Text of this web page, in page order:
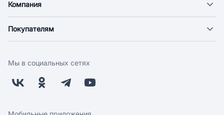
Компания
Новости
Поставщикам
Заводчикам
Обратная связь
Покупателям
Оплата
Бонусная программа
Скидки и акции
Мы в социальных сетях